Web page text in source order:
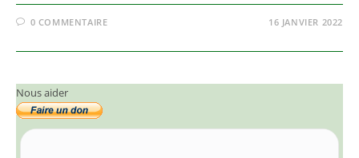
0 COMMENTAIRE 16 JANVIER 2022
Nous aider